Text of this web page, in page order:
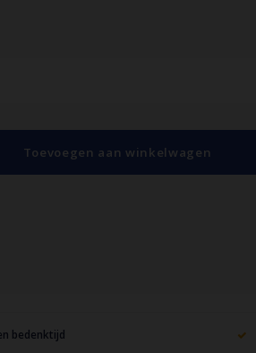
Toevoegen aan winkelwagen
bedenktijd